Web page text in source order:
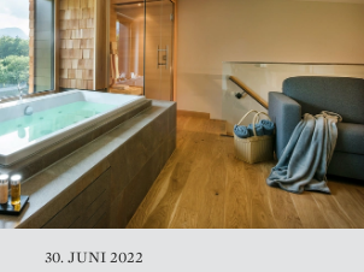
30. JUNI 2022